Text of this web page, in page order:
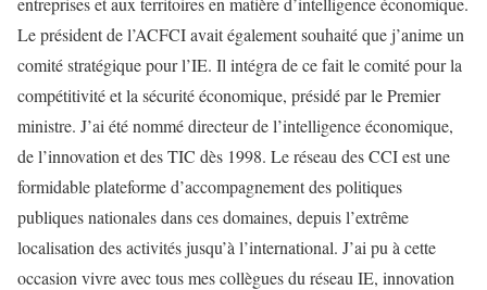
Le président de l’ACFCI avait également souhaité que j’anime un
comité stratégique pour l’IE. Il intégra de ce fait le comité pour la
compétitivité et la sécurité économique, présidé par le Premier
ministre. J’ai été nommé directeur de l’intelligence économique,
de l’innovation et des TIC dès 1998. Le réseau des CCI est une
formidable plateforme d’accompagnement des politiques
publiques nationales dans ces domaines, depuis l’extrême
localisation des activités jusqu’à l’international. J’ai pu à cette
occasion vivre avec tous mes collègues du réseau IE, innovation